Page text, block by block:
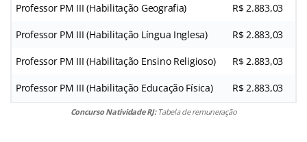
Professor PM III (Habilitação Geografia) R$ 2.883,03
Professor PM III (Habilitação Língua Inglesa) R$ 2.883,03
Professor PM III (Habilitação Ensino Religioso) R$ 2.883,03
Professor PM III (Habilitação Educação Física) R$ 2.883,03
Concurso Natividade RJ:Tabela de remuneração